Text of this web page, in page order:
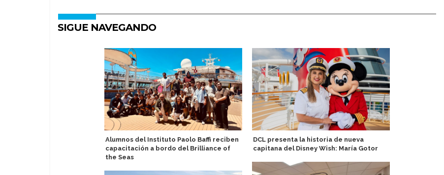
SIGUE NAVEGANDO
Alumnos del Instituto Paolo Baffi reciben
capacitación a bordo del Brilliance of
the Seas
DCL presenta la historia de nueva
capitana del Disney Wish: María Gotor